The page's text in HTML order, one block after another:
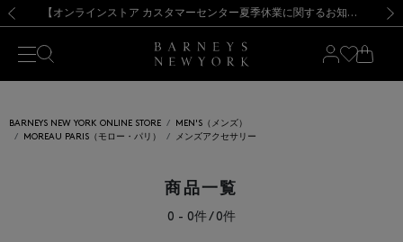
新規登録のお客様も対象！＜MY BARNEYS＞会員のお客様は11,000円（税込）以上のお買上げで常時送料無料！お買い物の際は会員登録を！
【夏季休業に伴う出荷一時停止のお知らせ】(2026.8.7) 【オンラインストア カスタマーセンター夏季休業に関するお知らせ】（2026.8.7）
【夏季休業に伴う返品・交換承り一時停止のお知らせ】（2026.8.5）
熊本県を中心とした地震の影響によるお荷物のお届けについて
【開催中】SUMMER SALEのご案内・ご注意事項 新規登録のお客様も対象！＜MY BARNEYS＞会員のお客様は11,000円（税込）以上のお買上げで常時送料無料！お買い物の際は会員登録を！
【夏季休業に伴う出荷一時停止のお知らせ】(2026.8.7)
BARNEYS NEW YORK ONLINE STORE
MEN'S（メンズ）
MOREAU PARIS（モロー・パリ）
メンズアクセサリー
商品一覧
0 - 0件 / 0件